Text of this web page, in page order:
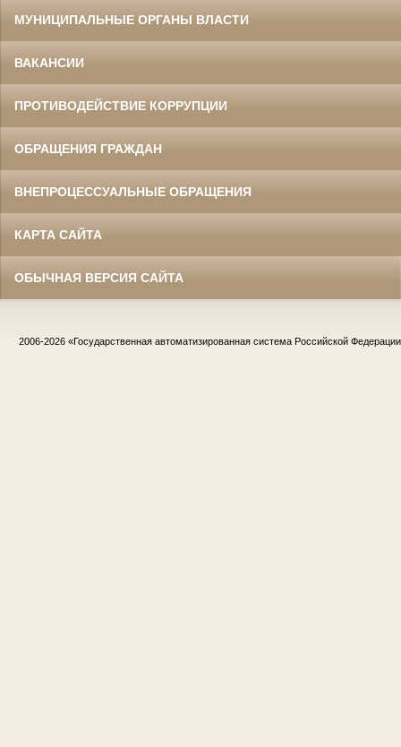
МУНИЦИПАЛЬНЫЕ ОРГАНЫ ВЛАСТИ
ВАКАНСИИ
ПРОТИВОДЕЙСТВИЕ КОРРУПЦИИ
ОБРАЩЕНИЯ ГРАЖДАН
ВНЕПРОЦЕССУАЛЬНЫЕ ОБРАЩЕНИЯ
КАРТА САЙТА
ОБЫЧНАЯ ВЕРСИЯ САЙТА
2006-2026 «Государственная автоматизированная система Российской